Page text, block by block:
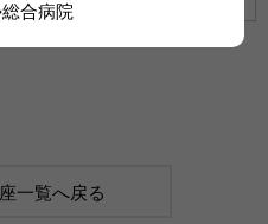
合病院
一覧へ戻る